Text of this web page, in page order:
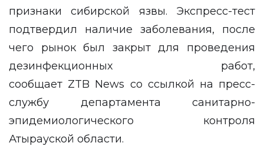
признаки сибирской язвы. Экспресс-тест
подтвердил наличие заболевания, после
чего рынок был закрыт для проведения
дезинфекционных работ,
сообщает ZTB News со ссылкой на пресс-
службу департамента санитарно-
эпидемиологического контроля
Атырауской области.